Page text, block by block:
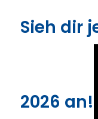
Sieh dir
2026 an!